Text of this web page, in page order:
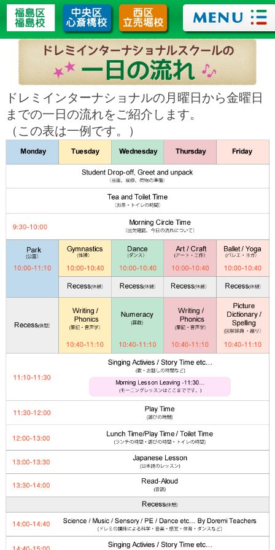
ドレミインターナショナルの月曜日から金曜日
までの一日の流れをご紹介します。
（この表は一例です。）